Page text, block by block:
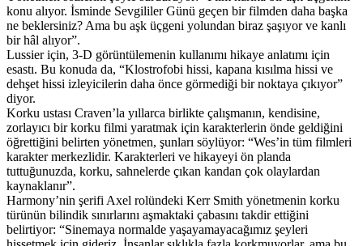
konu alıyor. İsminde Sevgililer Günü geçen bir filmden daha başka
ne beklersiniz? Ama bu aşk üçgeni yolundan biraz şaşıyor ve kanlı
bir hâl alıyor”.
Lussier için, 3-D görüntülemenin kullanımı hikaye anlatımı için
esastı. Bu konuda da, “Klostrofobi hissi, kapana kısılma hissi ve
dehşet hissi izleyicilerin daha önce görmediği bir noktaya çıkıyor”
diyor.
Korku ustası Craven’la yıllarca birlikte çalışmanın, kendisine,
zorlayıcı bir korku filmi yaratmak için karakterlerin önde geldiğini
öğrettiğini belirten yönetmen, şunları söylüyor: “Wes’in tüm filmleri
karakter merkezlidir. Karakterleri ve hikayeyi ön planda
tuttuğunuzda, korku, sahnelerde çıkan kandan çok olaylardan
kaynaklanır”.
Harmony’nin şerifi Axel rolündeki Kerr Smith yönetmenin korku
türünün bilindik sınırlarını aşmaktaki çabasını takdir ettiğini
belirtiyor: “Sinemaya normalde yaşayamayacağımız şeyleri